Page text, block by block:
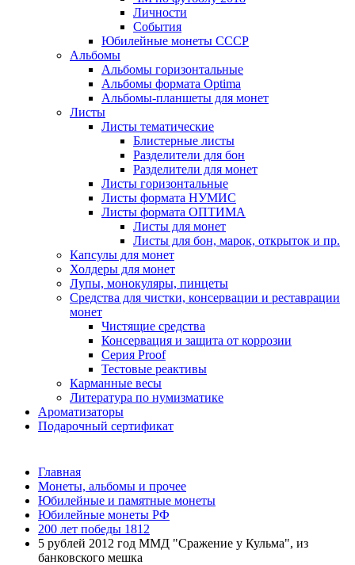
Личности
События
Юбилейные монеты СССР
Альбомы
Альбомы горизонтальные
Альбомы формата Optima
Альбомы-планшеты для монет
Листы
Листы тематические
Блистерные листы
Разделители для бон
Разделители для монет
Листы горизонтальные
Листы формата НУМИС
Листы формата ОПТИМА
Листы для монет
Листы для бон, марок, открыток и пр.
Капсулы для монет
Холдеры для монет
Лупы, монокуляры, пинцеты
Средства для чистки, консервации и реставрации
монет
Чистящие средства
Консервация и защита от коррозии
Серия Proof
Тестовые реактивы
Карманные весы
Литература по нумизматике
Ароматизаторы
Подарочный сертификат
Главная
Монеты, альбомы и прочее
Юбилейные и памятные монеты
Юбилейные монеты РФ
200 лет победы 1812
5 рублей 2012 год ММД "Сражение у Кульма", из
банковского мешка